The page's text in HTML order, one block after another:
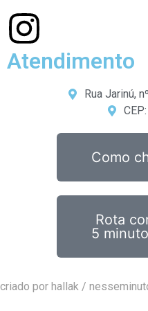
Atendimento
Rua Jarinú,
Como
Rota
5
criado por hallak /